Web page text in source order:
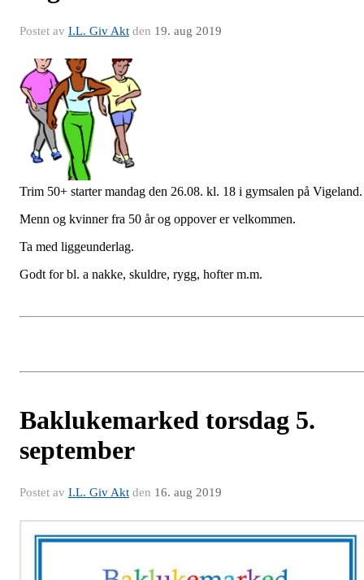
Postet av I.L. Giv Akt den 19. aug 2019
Trim 50+ starter mandag den 26.08. kl. 18 i gymsalen på Vigeland.
Menn og kvinner fra 50 år og oppover er velkommen.
Ta med liggeunderlag.
Godt for bl. a nakke, skuldre, rygg, hofter m.m.
Baklukemarked torsdag 5.
september
Postet av I.L. Giv Akt den 16. aug 2019